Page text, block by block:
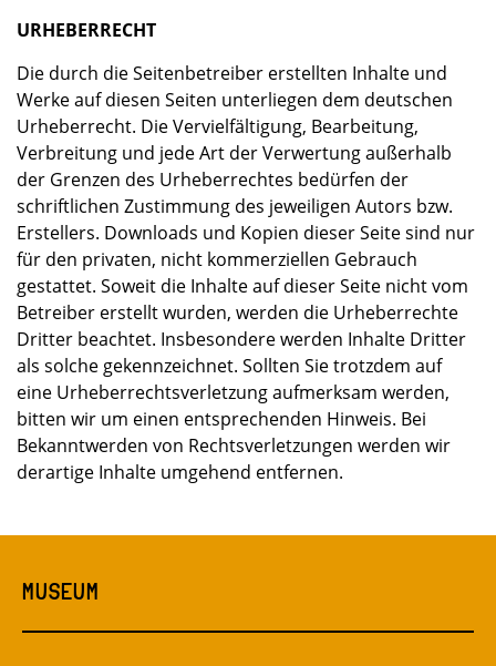
URHEBERRECHT
Die durch die Seitenbetreiber erstellten Inhalte und
Werke auf diesen Seiten unterliegen dem deutschen
Urheberrecht. Die Vervielfältigung, Bearbeitung,
Verbreitung und jede Art der Verwertung außerhalb
der Grenzen des Urheberrechtes bedürfen der
schriftlichen Zustimmung des jeweiligen Autors bzw.
Erstellers. Downloads und Kopien dieser Seite sind nur
für den privaten, nicht kommerziellen Gebrauch
gestattet. Soweit die Inhalte auf dieser Seite nicht vom
Betreiber erstellt wurden, werden die Urheberrechte
Dritter beachtet. Insbesondere werden Inhalte Dritter
als solche gekennzeichnet. Sollten Sie trotzdem auf
eine Urheberrechtsverletzung aufmerksam werden,
bitten wir um einen entsprechenden Hinweis. Bei
Bekanntwerden von Rechtsverletzungen werden wir
derartige Inhalte umgehend entfernen.
MUSEUM